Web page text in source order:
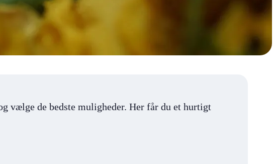
vælge de bedste muligheder. Her får du et hurtigt